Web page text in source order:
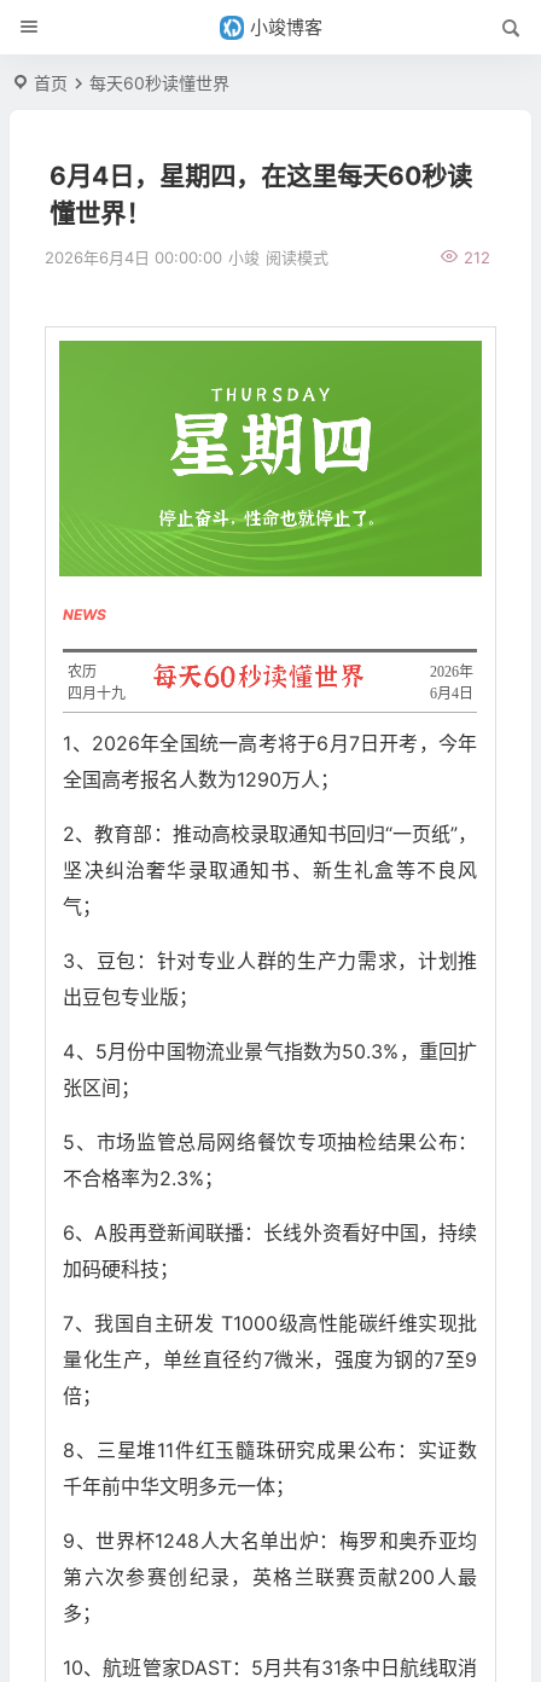
小竣博客
首页 每天60秒读懂世界
6月4日，星期四，在这里每天60秒读
懂世界！
2026年6月4日 00:00:00 小竣 212
阅读模式
NEWS
​2026年
6月4日
农历
四月十九
1、2026年全国统一高考将于6月7日开考，今年
全国高考报名人数为1290万人；
2、教育部：推动高校录取通知书回归“一页纸”，
坚决纠治奢华录取通知书、新生礼盒等不良风
气；
3、豆包：针对专业人群的生产力需求，计划推
出豆包专业版；
4、5月份中国物流业景气指数为50.3%，重回扩
张区间；
5、市场监管总局网络餐饮专项抽检结果公布：
不合格率为2.3%；
6、A股再登新闻联播：长线外资看好中国，持续
加码硬科技；
7、我国自主研发 T1000级高性能碳纤维实现批
量化生产，单丝直径约7微米，强度为钢的7至9
倍；
8、三星堆11件红玉髓珠研究成果公布：实证数
千年前中华文明多元一体；
9、世界杯1248人大名单出炉：梅罗和奥乔亚均
第六次参赛创纪录，英格兰联赛贡献200人最
多；
10、航班管家DAST：5月共有31条中日航线取消